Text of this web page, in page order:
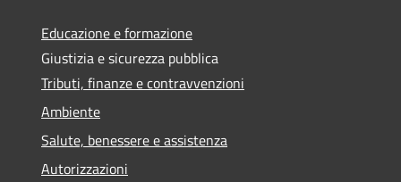
Educazione e formazione
Giustizia e sicurezza pubblica
Tributi, finanze e contravvenzioni
Ambiente
Salute, benessere e assistenza
Autorizzazioni